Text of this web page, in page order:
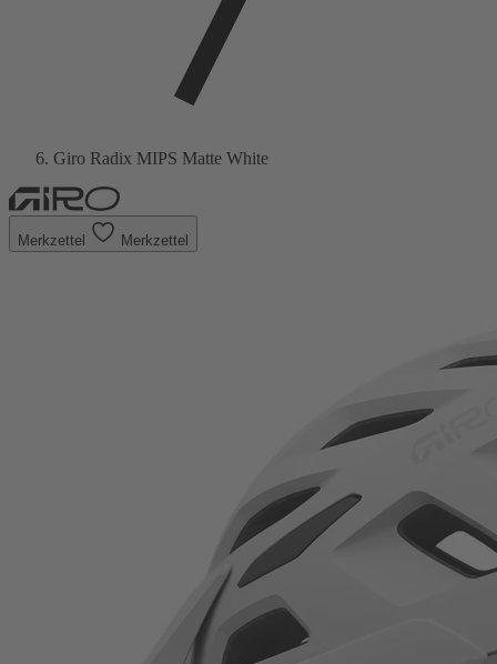
Giro Radix MIPS Matte White
Merkzettel Merkzettel